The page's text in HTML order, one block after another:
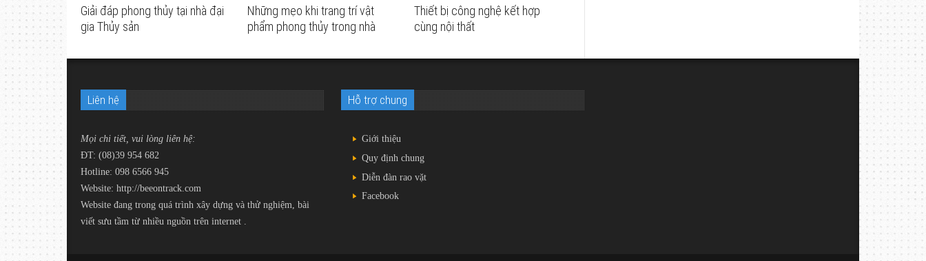
Giải đáp phong thủy tại nhà đại
gia Thủy sản
Những mẹo khi trang trí vật
phẩm phong thủy trong nhà
Thiết bị công nghệ kết hợp
cùng nội thất
Liên hệ
Mọi chi tiết, vui lòng liên hệ:
ĐT: (08)39 954 682
Hotline: 098 6566 945
Website: http://beeontrack.com
Website đang trong quá trình xây dựng và thử nghiệm, bài
viết sưu tầm từ nhiều nguồn trên internet .
Hỗ trợ chung
Giới thiệu
Quy định chung
Diễn đàn rao vặt
Facebook